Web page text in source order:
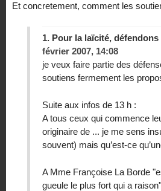
Et concretement, comment les
1. Pour la laïcité,
février 2007, 14:08
je veux faire partie des
soutiens fermement les
Suite aux infos de 13 h :
A tous ceux qui commence
originaire de ... je me sens
souvent) mais qu’est-ce
A Mme Françoise La Borde
gueule le plus fort qui a raison"